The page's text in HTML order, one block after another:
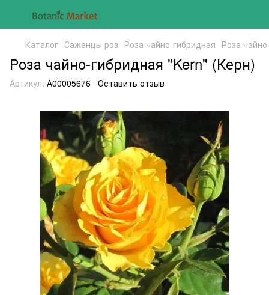
Каталог Саженцы роз Роза чайно-гибридная Роза
Роза чайно-гибридная "Kern" (Керн)
Артикул: А00005676 Оставить отзыв